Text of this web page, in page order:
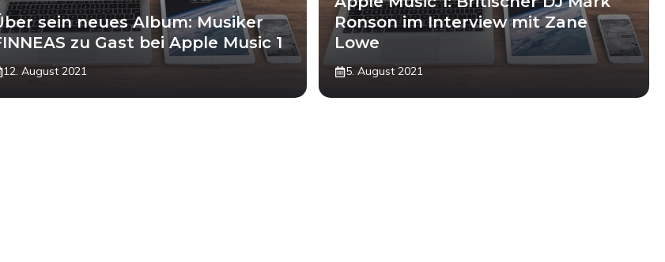
sein neues Album: Musiker
zu Gast bei Apple Music 1
12. August 2021
Ronson im Interview mit Zane
Lowe
5. August 2021